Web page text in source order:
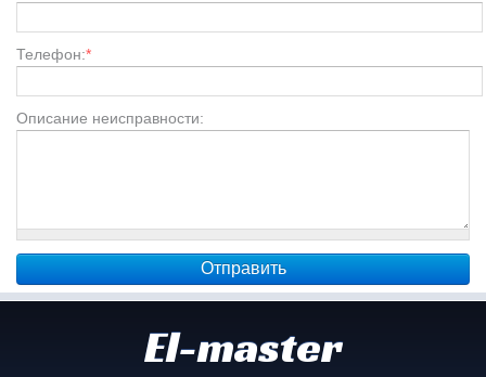
Телефон:*
Описание неисправности:
El-master